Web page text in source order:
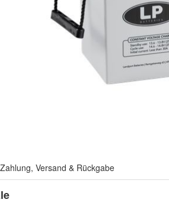
Zahlung, Versand & Rückgabe